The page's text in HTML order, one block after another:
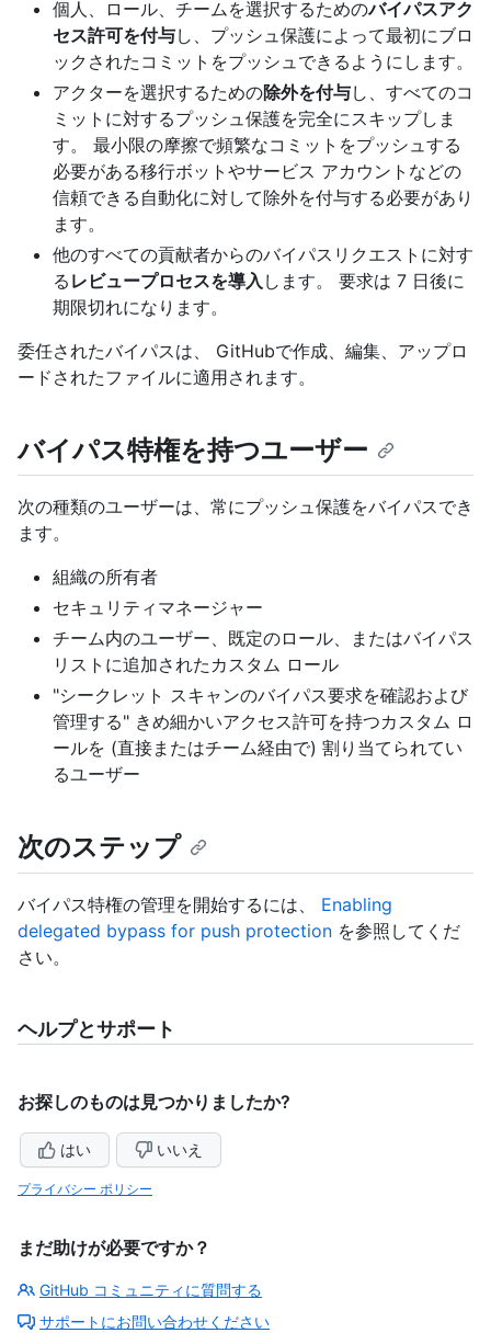
個人、ロール、チームを選択するためのバイパスアク
セス許可を付与し、プッシュ保護によって最初にブロ
ックされたコミットをプッシュできるようにします。
アクターを選択するための除外を付与し、すべてのコ
ミットに対するプッシュ保護を完全にスキップしま
す。 最小限の摩擦で頻繁なコミットをプッシュする
必要がある移行ボットやサービス アカウントなどの
信頼できる自動化に対して除外を付与する必要があり
ます。
他のすべての貢献者からのバイパスリクエストに対す
る レビュープロセスを導入 します。 要求は 7 日後に
期限切れになります。
委任されたバイパスは、 GitHubで作成、編集、アップロ
ードされたファイルに適用されます。
バイパス特権を持つユーザー
次の種類のユーザーは、常にプッシュ保護をバイパスでき
ます。
組織の所有者
セキュリティマネージャー
チーム内のユーザー、既定のロール、またはバイパス
リストに追加されたカスタム ロール
"シークレット スキャンのバイパス要求を確認および
管理する" きめ細かいアクセス許可を持つカスタム ロ
ールを (直接またはチーム経由で) 割り当てられてい
るユーザー
次のステップ
バイパス特権の管理を開始するには、 Enabling
delegated bypass for push protection を参照してくだ
さい。
ヘルプとサポート
お探しのものは見つかりましたか?
はい いいえ
プライバシー ポリシー
まだ助けが必要ですか？
GitHub コミュニティに質問する
サポートにお問い合わせください